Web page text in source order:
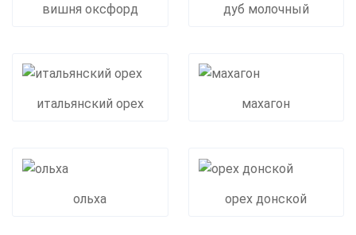
вишня оксфорд дуб молочный
итальянский орех махагон
ольха орех донской